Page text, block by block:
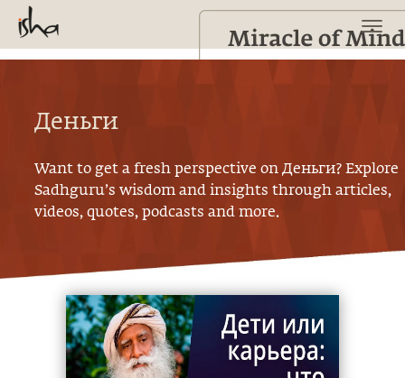
Деньги
Want to get a fresh perspective onДеньги? Explore
Sadhguru’s wisdom and insights through articles,
videos, quotes, podcasts and more.